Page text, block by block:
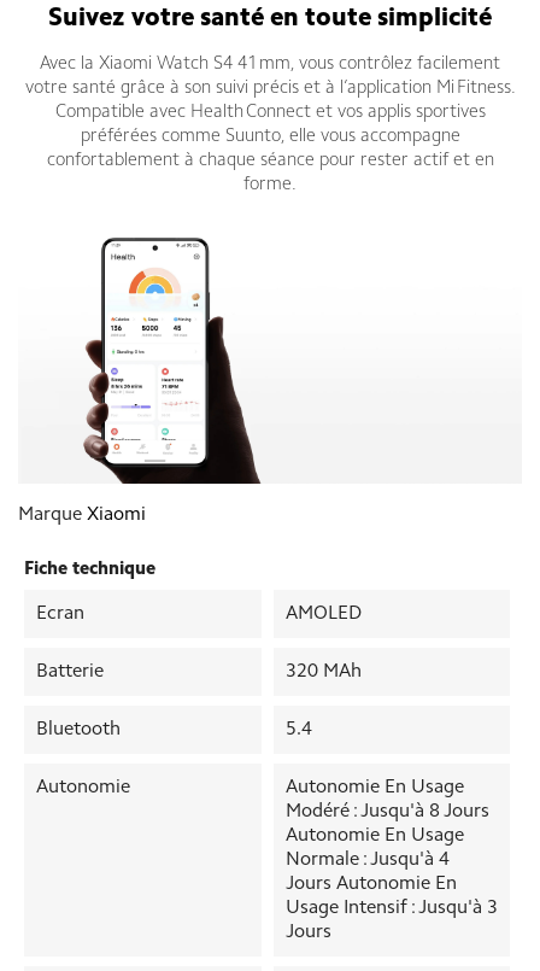
Suivez votre santé en toute simplicité
Avec la Xiaomi Watch S4 41 mm, vous contrôlez facilement
votre santé grâce à son suivi précis et à l’application Mi Fitness.
Compatible avec Health Connect et vos applis sportives
préférées comme Suunto, elle vous accompagne
confortablement à chaque séance pour rester actif et en
forme.
Marque Xiaomi
Fiche technique
Ecran AMOLED
Batterie 320 MAh
Bluetooth 5.4
Autonomie
Autonomie En Usage
Modéré : Jusqu'à 8 Jours
Autonomie En Usage
Normale : Jusqu'à 4
Jours Autonomie En
Usage Intensif : Jusqu'à 3
Jours